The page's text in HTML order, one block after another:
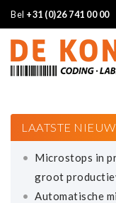
Bel +31 (0)26 741 00 00
LAATSTE
Microstops in
groot
Automatische